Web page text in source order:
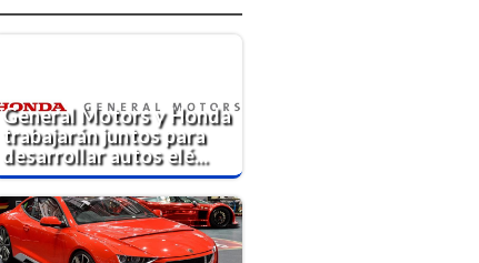
General Motors y Honda
trabajarán juntos para
desarrollar autos elé...